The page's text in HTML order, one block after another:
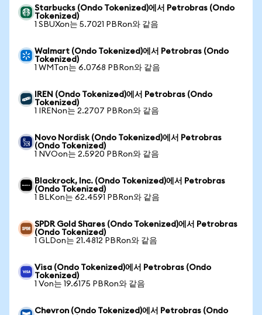
Starbucks (Ondo Tokenized)에서 Petrobras (Ondo
Tokenized)
1 SBUXon는 5.7021 PBRon와 같음
Walmart (Ondo Tokenized)에서 Petrobras (Ondo
Tokenized)
1 WMTon는 6.0768 PBRon와 같음
IREN (Ondo Tokenized)에서 Petrobras (Ondo
Tokenized)
1 IRENon는 2.2707 PBRon와 같음
Novo Nordisk (Ondo Tokenized)에서 Petrobras
(Ondo Tokenized)
1 NVOon는 2.5920 PBRon와 같음
Blackrock, Inc. (Ondo Tokenized)에서 Petrobras
(Ondo Tokenized)
1 BLKon는 62.4591 PBRon와 같음
SPDR Gold Shares (Ondo Tokenized)에서 Petrobras
(Ondo Tokenized)
1 GLDon는 21.4812 PBRon와 같음
Visa (Ondo Tokenized)에서 Petrobras (Ondo
Tokenized)
1 Von는 19.6175 PBRon와 같음
Chevron (Ondo Tokenized)에서 Petrobras (Ondo